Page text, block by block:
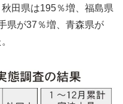
田県は195％増、福島県
県が37％増、青森県が